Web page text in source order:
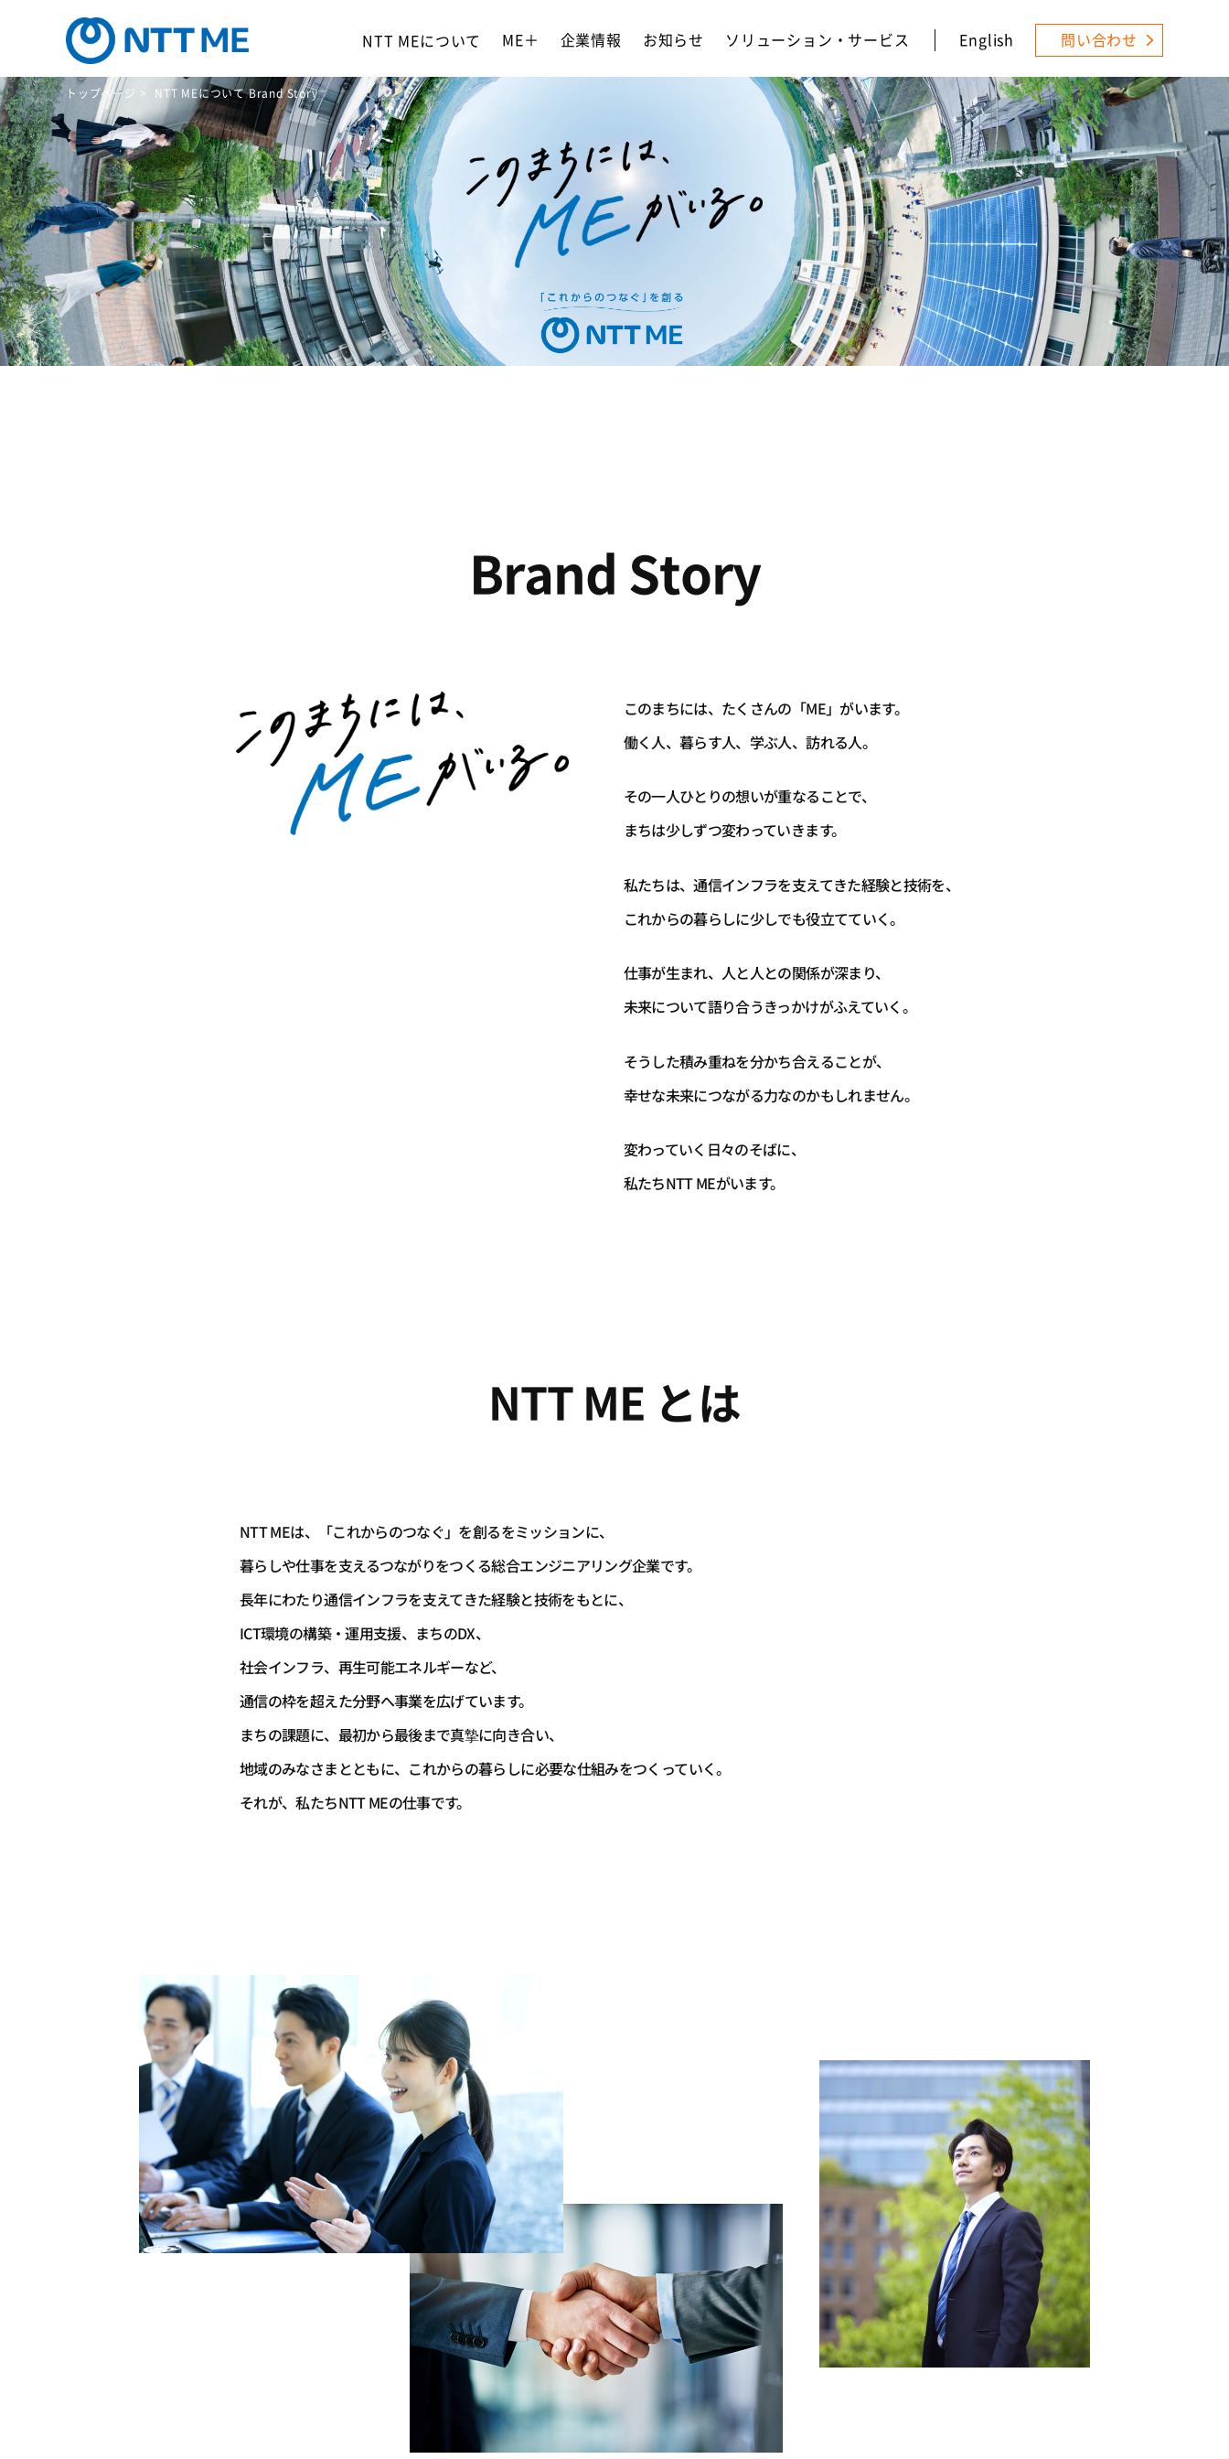
NTT MEについて ME＋ 企業情報 お知らせ ソリューション・サービス English 問い合わせ
トップページ > NTT MEについて Brand Story
Brand Story
このまちには、たくさんの「ME」がいます。
働く人、暮らす人、学ぶ人、訪れる人。
その一人ひとりの想いが重なることで、
まちは少しずつ変わっていきます。
私たちは、通信インフラを支えてきた経験と技術を、
これからの暮らしに少しでも役立てていく。
仕事が生まれ、人と人との関係が深まり、
未来について語り合うきっかけがふえていく。
そうした積み重ねを分かち合えることが、
幸せな未来につながる力なのかもしれません。
変わっていく日々のそばに、
私たちNTT MEがいます。
NTT ME とは
NTT MEは、「これからのつなぐ」を創るをミッションに、
暮らしや仕事を支えるつながりをつくる総合エンジニアリング企業です。
長年にわたり通信インフラを支えてきた経験と技術をもとに、
ICT環境の構築・運用支援、まちのDX、
社会インフラ、再生可能エネルギーなど、
通信の枠を超えた分野へ事業を広げています。
まちの課題に、最初から最後まで真摯に向き合い、
地域のみなさまとともに、これからの暮らしに必要な仕組みをつくっていく。
それが、私たちNTT MEの仕事です。